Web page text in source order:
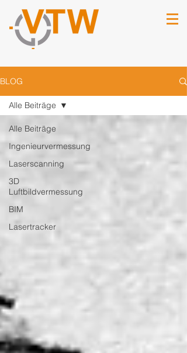
BLOG
Alle Beiträge
Ingenieurvermessung
Laserscanning
3D
Luftbildvermessung
BIM
Lasertracker
Alle Beiträge